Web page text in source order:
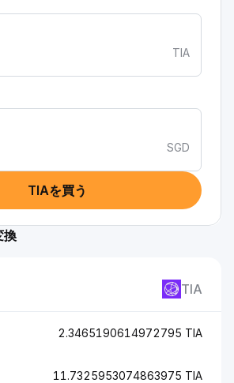
TIA
SGD
TIAを買う
換
TIA
2.3465190614972795 TIA
11.7325953074863975 TIA